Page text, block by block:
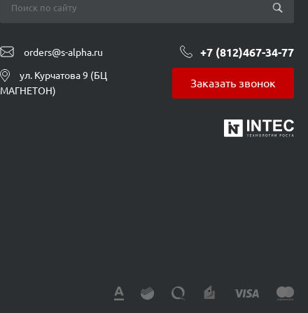
orders@s-alpha.ru +7 (812)467-34-77
ул. Курчатова 9 (БЦ
МАГНЕТОН)
Заказать звонок